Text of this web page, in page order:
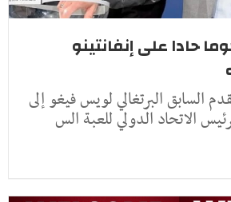
حادا على إنفانتينو
السابق البرتغالي لويس فيغو إلى
الاتحاد الدولي للعبة الس